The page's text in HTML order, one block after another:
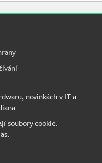
novinkách v IT a
soubory cookie.